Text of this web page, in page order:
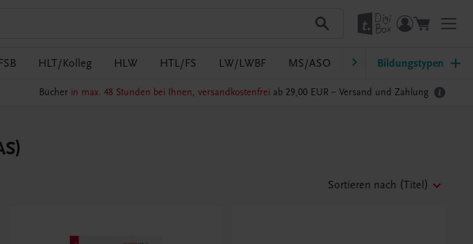
HLT/Kolleg HLW HTL/FS LW/LWBF MS/ASO Pflege PTS
Bildungstypen
Bücher in max. 48 Stunden bei Ihnen, versandkostenfrei ab 29,00 EUR – Versand und Zahlung
Sortieren nach (Titel)